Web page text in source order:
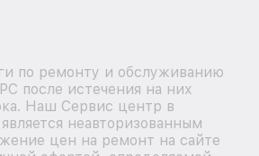
по ремонту и обслуживанию
после истечения на них
Наш Сервис центр в
неавторизованным
цен на ремонт на сайте